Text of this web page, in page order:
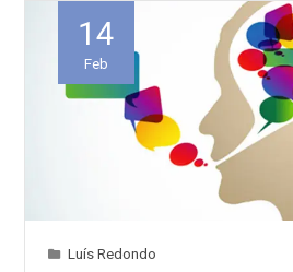
14
Feb
Luís Redondo